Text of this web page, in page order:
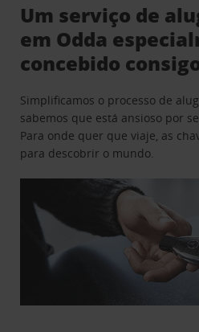
Um serviço de
em Odda
concebido
Simplificamos o processo de
sabemos que está ansioso por
Para onde quer que viaje, as
para descobrir o mundo.